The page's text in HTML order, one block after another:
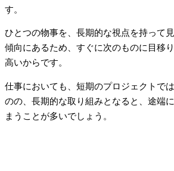
す。
ひとつの物事を、長期的な視点を持って
傾向にあるため、すぐに次のものに目移
高いからです。
仕事においても、短期のプロジェクトで
のの、長期的な取り組みとなると、途端
まうことが多いでしょう。